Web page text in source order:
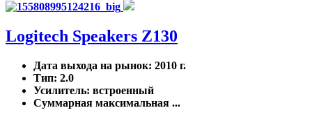
Logitech Speakers Z130
Дата выхода на рынок: 2010 г.
Тип: 2.0
Усилитель: встроенный
Суммарная максимальная ...